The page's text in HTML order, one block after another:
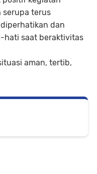
serupa terus
dan
hati saat beraktivitas
aman, tertib,